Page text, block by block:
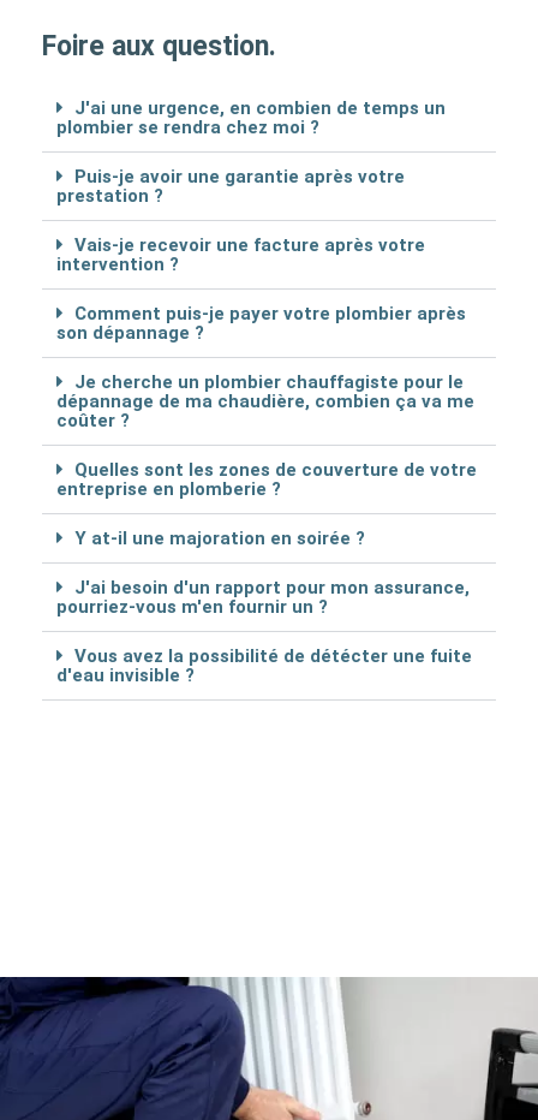
Foire aux question.
J'ai une urgence, en combien de temps un
plombier se rendra chez moi ?
Puis-je avoir une garantie après votre
prestation ?
Vais-je recevoir une facture après votre
intervention ?
Comment puis-je payer votre plombier après
son dépannage ?
Je cherche un plombier chauffagiste pour le
dépannage de ma chaudière, combien ça va me
coûter ?
Quelles sont les zones de couverture de votre
entreprise en plomberie ?
Y at-il une majoration en soirée ?
J'ai besoin d'un rapport pour mon assurance,
pourriez-vous m'en fournir un ?
Vous avez la possibilité de détécter une fuite
d'eau invisible ?